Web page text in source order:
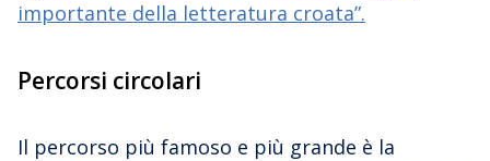
importante della letteratura croata”.
Percorsi circolari
Il percorso più famoso e più grande è la